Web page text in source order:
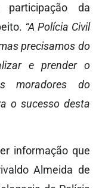
da
“A Polícia Civil
precisamos do
e prender o
moradores do
o sucesso desta
informação que
Almeida de